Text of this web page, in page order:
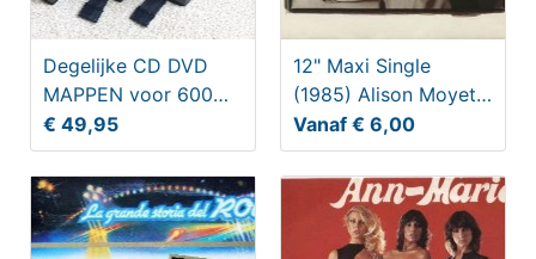
Degelijke CD DVD
MAPPEN voor 600
disks (3x200)
kunstleder
€ 49,95
12" Maxi Single
(1985) Alison Moyet -
That ole Devil called
Vanaf € 6,00